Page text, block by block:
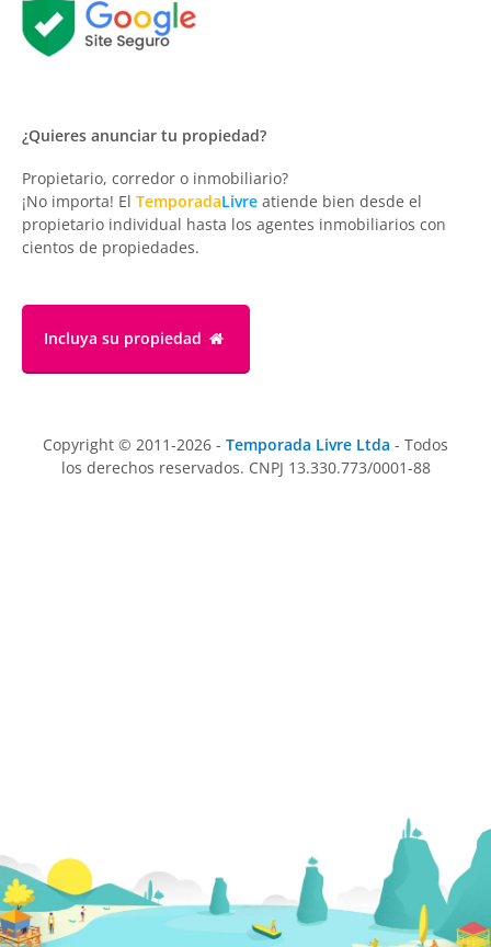
¿Quieres anunciar tu propiedad?
Propietario, corredor o inmobiliario?
¡No importa! El TemporadaLivre atiende bien desde el
propietario individual hasta los agentes inmobiliarios con
cientos de propiedades.
Incluya su propiedad
Copyright © 2011-2026 - Temporada Livre Ltda - Todos
los derechos reservados. CNPJ 13.330.773/0001-88